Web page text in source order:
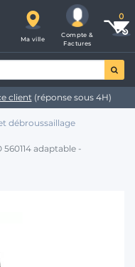
Ma ville
Compte &
Factures
client(réponse sous 4H)
débroussaillage
adaptable -